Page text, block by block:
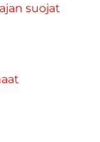
suojat